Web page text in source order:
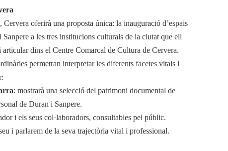
Cervera oferirà una proposta única: la inauguració d’espais
a les tres institucions culturals de la ciutat que ell
dins el Centre Comarcal de Cultura de Cervera.
permetran interpretar les diferents facetes vitals i
: mostrarà una selecció del patrimoni documental de
de Duran i Sanpere.
i els seus col·laboradors, consultables pel públic.
i parlarem de la seva trajectòria vital i professional.